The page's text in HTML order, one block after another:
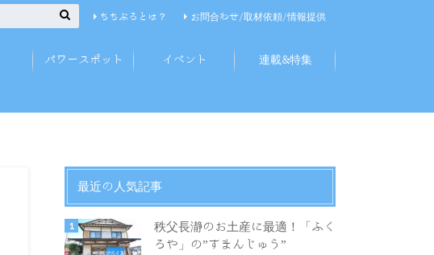
ちちぶるとは？ お問合わせ/取材依頼/情報提供
パワースポット イベント 連載&特集
最近の人気記事
秩父長瀞のお土産に最適！「ふく
ろや」の”すまんじゅう”